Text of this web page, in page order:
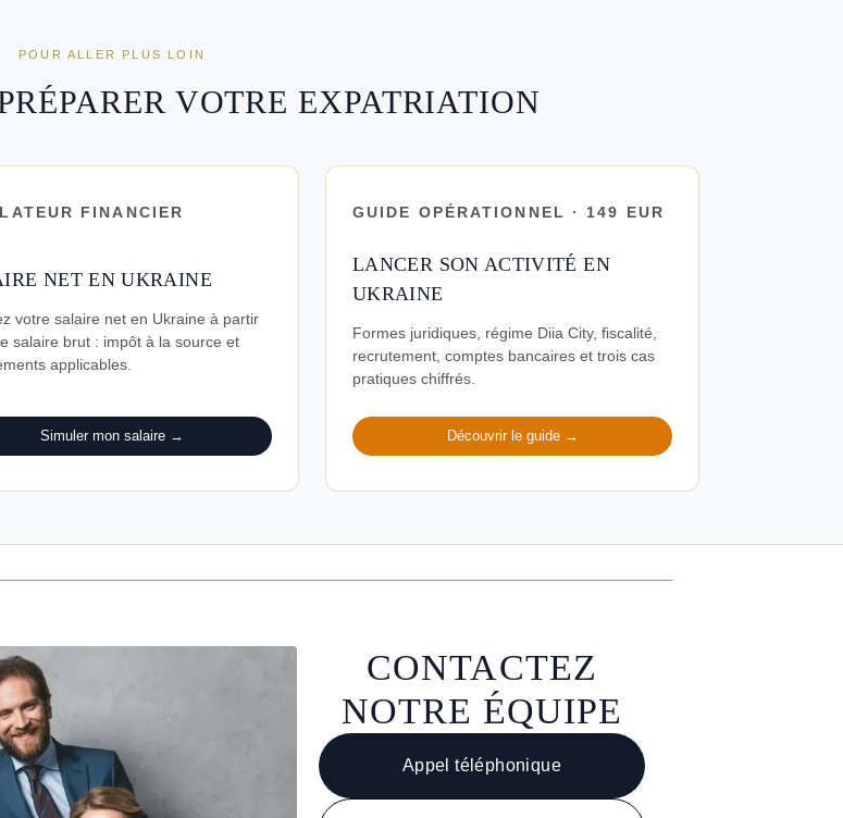
POUR ALLER PLUS LOIN
VOTRE EXPATRIATION
FINANCIER
NET EN UKRAINE
votre salaire net en Ukraine à partir
salaire brut : impôt à la source et
applicables.
Simuler mon salaire →
GUIDE OPÉRATIONNEL · 149 EUR
LANCER SON ACTIVITÉ EN
UKRAINE
Formes juridiques, régime Diia City, fiscalité,
recrutement, comptes bancaires et trois cas
pratiques chiffrés.
Découvrir le guide →
CONTACTEZ
NOTRE ÉQUIPE
Appel téléphonique